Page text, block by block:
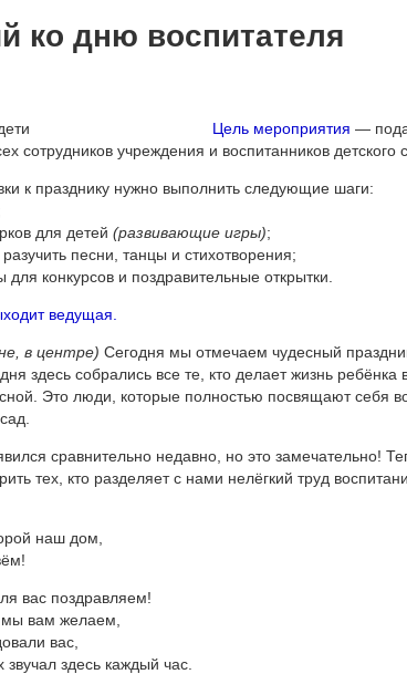
ко дню воспитателя
Цель мероприятия —
сотрудников учреждения и воспитанников детского
к празднику нужно выполнить следующие шаги:
для детей (развивающие игры);
песни, танцы и стихотворения;
для конкурсов и поздравительные открытки.
ведущая.
в центре) Сегодня мы отмечаем чудесный
здесь собрались все те, кто делает жизнь ребёнка
Это люди, которые полностью посвящают себя
сравнительно недавно, но это замечательно!
тех, кто разделяет с нами нелёгкий труд
наш дом,
вас поздравляем!
вам желаем,
вас,
звучал здесь каждый час.